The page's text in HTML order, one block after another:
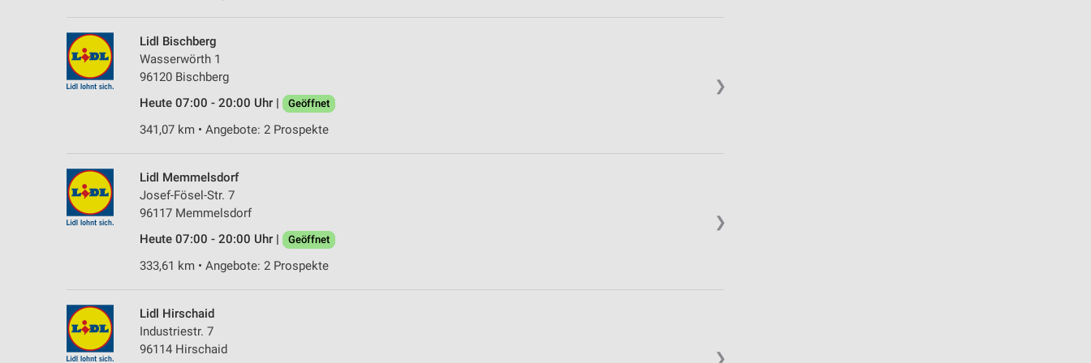
❯
Lidl Bischberg
Wasserwörth 1
96120 Bischberg
Heute 07:00 - 20:00 Uhr |
Geöffnet
341,07 km • Angebote: 2 Prospekte
❯
Lidl Memmelsdorf
Josef-Fösel-Str. 7
96117 Memmelsdorf
Heute 07:00 - 20:00 Uhr |
Geöffnet
333,61 km • Angebote: 2 Prospekte
❯
Lidl Hirschaid
Industriestr. 7
96114 Hirschaid